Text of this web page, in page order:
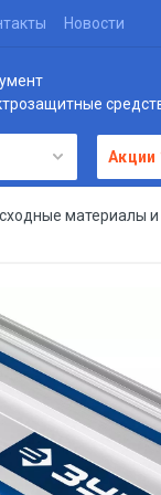
Новости
Акции
материалы и